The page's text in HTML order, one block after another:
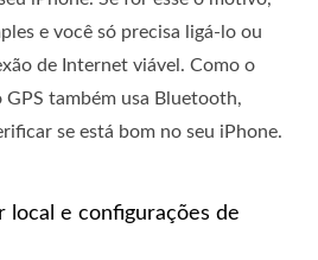
e você só precisa ligá-lo ou
de Internet viável. Como o
GPS também usa Bluetooth,
se está bom no seu iPhone.
local e configurações de